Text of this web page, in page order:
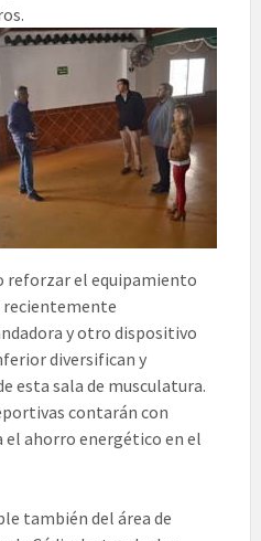
reforzar el equipamiento
recientemente
y otro dispositivo
diversifican y
esta sala de musculatura.
contarán con
ahorro energético en el
también del área de